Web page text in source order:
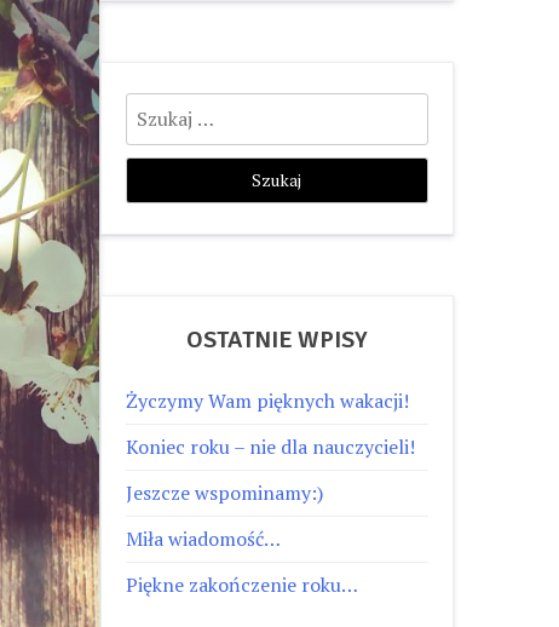
Szukaj:
OSTATNIE WPISY
Życzymy Wam pięknych wakacji!
Koniec roku – nie dla nauczycieli!
Jeszcze wspominamy:)
Miła wiadomość…
Piękne zakończenie roku…